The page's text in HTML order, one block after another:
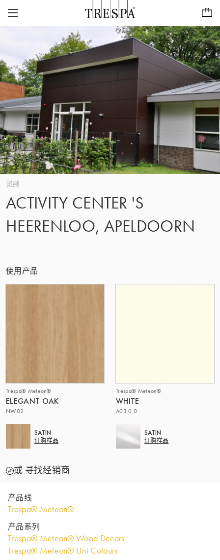
CAREERS
我们的愿景与价值观
ABOUT US
历史
关注质量
该集团 | TRESPA INTERNATIONAL
联系
联系 ZH/CN
TRESPA® METEON®
室内墙板
TRESPA® TOPLAB®
灵感页面
项目
CASE STUDIES
可持续性
灵感
ACTIVITY CENTER 'S
HEERENLOO, APELDOORN
使用产品
Trespa® Meteon®
ELEGANT OAK
NW02
SATIN
订购样品
Trespa® Meteon®
WHITE
A03.0.0
SATIN
订购样品
或 寻找经销商
产品线
Trespa® Meteon®
产品系列
Trespa® Meteon® Wood Decors
Trespa® Meteon® Uni Colours